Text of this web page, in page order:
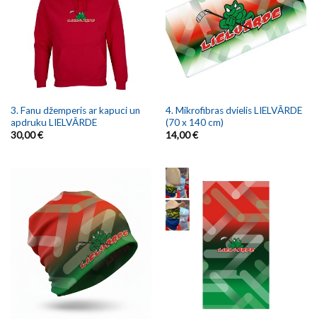
3. Fanu džemperis ar kapuci un
apdruku LIELVĀRDE
30,00€
4. Mikrofibras dvielis LIELVĀRDE
(70 x 140 cm)
14,00€